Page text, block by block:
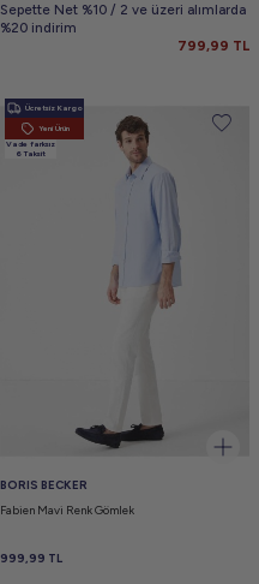
Sepette Net %10 / 2 ve üzeri alımlarda
%20 indirim
799,99 TL
Ücretsiz Kargo
Yeni Ürün
Vade farksız
6 Taksit
BORIS BECKER
Fabien Mavi Renk Gömlek
999,99 TL